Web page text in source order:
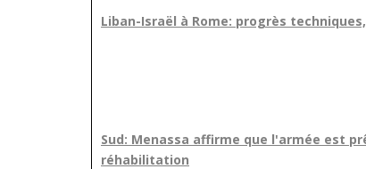
Liban-Israël à Rome: progrès
Sud: Menassa affirme que l'armée est
réhabilitation